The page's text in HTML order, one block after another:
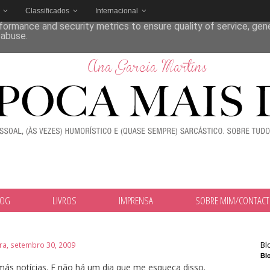
Classificados Internacional
LIVROS IMPRENSA SOBRE MIM/
setembro 30, 2009
notícias. E não há um dia que me esqueça disso.
its services and to analyze traffic. Your IP address and
and security metrics to ensure quality of service,